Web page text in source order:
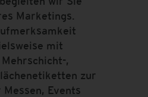
Marketings.
mit
,
zur
Events